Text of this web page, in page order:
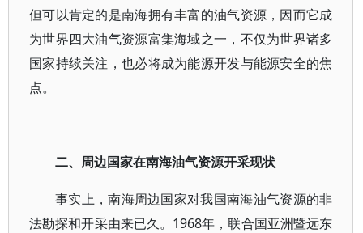
但可以肯定的是南海拥有丰富的油气资源，因而它成
为世界四大油气资源富集海域之一，不仅为世界诸多
国家持续关注，也必将成为能源开发与能源安全的焦
点。
二、周边国家在南海油气资源开采现状
事实上，南海周边国家对我国南海油气资源的非
法勘探和开采由来已久。1968年，联合国亚洲暨远东